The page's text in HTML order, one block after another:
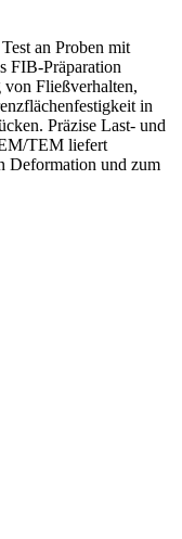
an Proben mit
FIB-Präparation
von Fließverhalten,
in
Präzise Last- und
TEM liefert
Deformation und zum